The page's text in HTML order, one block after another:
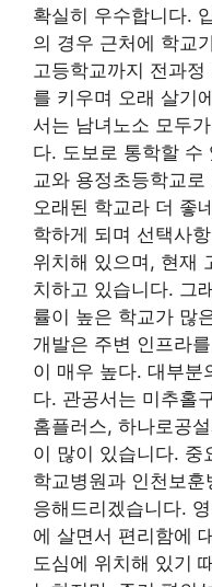
확실히 우수합니다.
의 경우 근처에 학교
고등학교까지 전과
를 키우며 오래 살기
서는 남녀노소 모두
다. 도보로 통학할 수
교와 용정초등학교
오래된 학교라 더 좋
학하게 되며 선택사
위치해 있으며, 현재
치하고 있습니다. 그
률이 높은 학교가 많
개발은 주변 인프라
이 매우 높다. 대부분
다. 관공서는 미추홀
홈플러스, 하나로공
이 많이 있습니다. 중
학교병원과 인천보
응해드리겠습니다.
에 살면서 편리함에
도심에 위치해 있기